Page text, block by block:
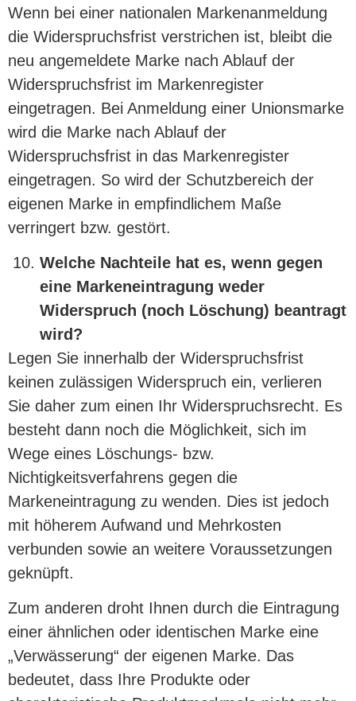
Wenn bei einer nationalen Markenanmeldung
die Widerspruchsfrist verstrichen ist, bleibt die
neu angemeldete Marke nach Ablauf der
Widerspruchsfrist im Markenregister
eingetragen. Bei Anmeldung einer Unionsmarke
wird die Marke nach Ablauf der
Widerspruchsfrist in das Markenregister
eingetragen. So wird der Schutzbereich der
eigenen Marke in empfindlichem Maße
verringert bzw. gestört.
Welche Nachteile hat es, wenn gegen
eine Markeneintragung weder
Widerspruch (noch Löschung) beantragt
wird?
Legen Sie innerhalb der Widerspruchsfrist
keinen zulässigen Widerspruch ein, verlieren
Sie daher zum einen Ihr Widerspruchsrecht. Es
besteht dann noch die Möglichkeit, sich im
Wege eines Löschungs- bzw.
Nichtigkeitsverfahrens gegen die
Markeneintragung zu wenden. Dies ist jedoch
mit höherem Aufwand und Mehrkosten
verbunden sowie an weitere Voraussetzungen
geknüpft.
Zum anderen droht Ihnen durch die Eintragung
einer ähnlichen oder identischen Marke eine
„Verwässerung“ der eigenen Marke. Das
bedeutet, dass Ihre Produkte oder